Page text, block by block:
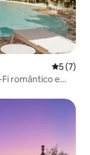
5 de
5 (7)
romântico e